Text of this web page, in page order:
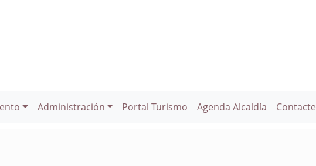
Administración Portal Turismo Agenda Alcaldía Contacte